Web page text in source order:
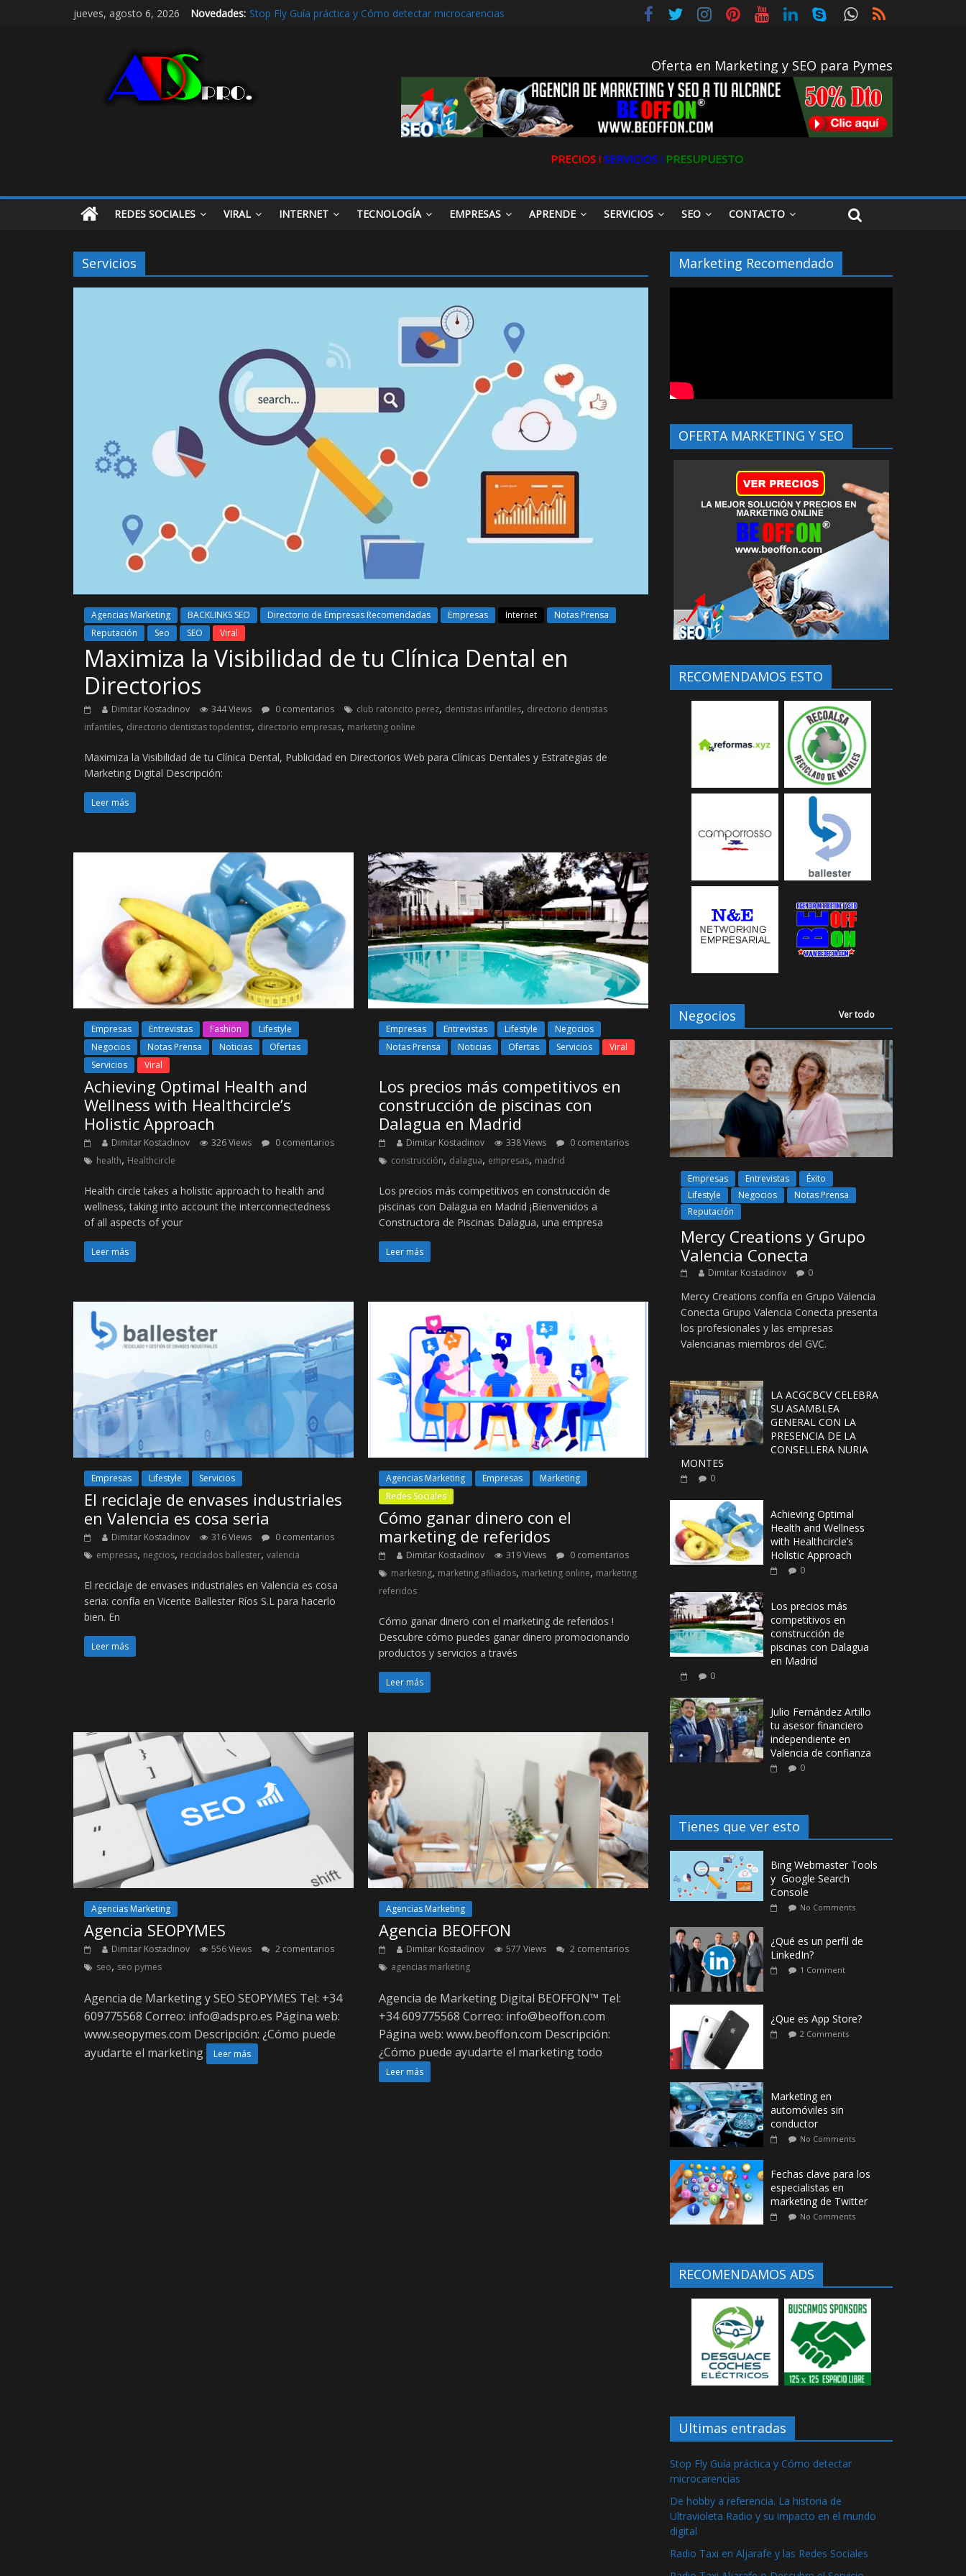
jueves, agosto 6, 2026 Novedades: De hobby a referencia. La historia de Ultravioleta Radio y su impacto en el mundo digital
Oferta en Marketing y SEO para Pymes
PRECIOS ǀ SERVICIOS ǀ PRESUPUESTO
REDES SOCIALES VIRAL INTERNET TECNOLOGÍA EMPRESAS APRENDE SERVICIOS SEO CONTACTO
Servicios
Agencias Marketing BACKLINKS SEO Directorio de Empresas Recomendadas Empresas Internet
Notas Prensa
Reputación
Seo SEO Viral
Maximiza la Visibilidad de tu Clínica Dental en
Directorios
Dimitar Kostadinov 344 Views 0 comentarios club ratoncito perez, dentistas infantiles, directorio dentistas
infantiles, directorio dentistas topdentist, directorio empresas, marketing online
Maximiza la Visibilidad de tu Clínica Dental, Publicidad en Directorios Web para Clínicas Dentales y Estrategias de
Marketing Digital Descripción:
Leer más
Empresas Entrevistas Fashion
Lifestyle
Negocios
Notas Prensa Noticias
Ofertas
Servicios
Viral
Achieving Optimal Health and
Wellness with Healthcircle’s
Holistic Approach
Dimitar Kostadinov 326 Views
0 comentarios
health, Healthcircle
Health circle takes a holistic approach to health and
wellness, taking into account the interconnectedness
of all aspects of your
Leer más
Empresas Entrevistas Lifestyle
Negocios
Notas Prensa
Noticias Ofertas Servicios Viral
Los precios más competitivos en
construcción de piscinas con
Dalagua en Madrid
Dimitar Kostadinov 338 Views
0 comentarios
construcción, dalagua, empresas, madrid
Los precios más competitivos en construcción de
piscinas con Dalagua en Madrid ¡Bienvenidos a
Constructora de Piscinas Dalagua, una empresa
Leer más
Empresas Lifestyle Servicios
El reciclaje de envases industriales
en Valencia es cosa seria
Dimitar Kostadinov 316 Views
0 comentarios
empresas, negcios, reciclados ballester, valencia
El reciclaje de envases industriales en Valencia es cosa
seria: confía en Vicente Ballester Ríos S.L para hacerlo
bien. En
Leer más
Agencias Marketing Empresas
Marketing
Redes Sociales
Cómo ganar dinero con el
marketing de referidos
Dimitar Kostadinov 319 Views
0 comentarios
marketing, marketing afiliados, marketing online, marketing
referidos
Cómo ganar dinero con el marketing de referidos !
Descubre cómo puedes ganar dinero promocionando
productos y servicios a través
Leer más
Agencias Marketing
Agencia SEOPYMES
Dimitar Kostadinov 556 Views
2 comentarios
seo, seo pymes
Agencia de Marketing y SEO SEOPYMES Tel: +34
609775568 Correo: info@adspro.es Página web:
www.seopymes.com Descripción: ¿Cómo puede
ayudarte el marketing
Leer más
Agencias Marketing
Agencia BEOFFON
Dimitar Kostadinov 577 Views
2 comentarios
agencias marketing
Agencia de Marketing Digital BEOFFON™ Tel:
+34 609775568 Correo: info@beoffon.com
Página web: www.beoffon.com Descripción:
¿Cómo puede ayudarte el marketing todo
Leer más
Marketing Recomendado
OFERTA MARKETING Y SEO
RECOMENDAMOS ESTO
Negocios Ver todo
Empresas Entrevistas
Éxito
Lifestyle
Negocios
Notas Prensa
Reputación
Mercy Creations y Grupo
Valencia Conecta
Dimitar Kostadinov 0
Mercy Creations confía en Grupo Valencia
Conecta Grupo Valencia Conecta presenta
los profesionales y las empresas
Valencianas miembros del GVC.
LA ACGCBCV CELEBRA
SU ASAMBLEA
GENERAL CON LA
PRESENCIA DE LA
CONSELLERA NURIA
MONTES
0
Achieving Optimal
Health and Wellness
with Healthcircle’s
Holistic Approach
0
Los precios más
competitivos en
construcción de
piscinas con Dalagua
en Madrid
0
Julio Fernández Artillo
tu asesor financiero
independiente en
Valencia de confianza
0
Tienes que ver esto
Bing Webmaster Tools
y Google Search
Console
No Comments
¿Qué es un perfil de
LinkedIn?
1 Comment
¿Que es App Store?
2 Comments
Marketing en
automóviles sin
conductor
No Comments
Fechas clave para los
especialistas en
marketing de Twitter
No Comments
RECOMENDAMOS ADS
Ultimas entradas
Stop Fly Guía práctica y Cómo detectar
microcarencias
De hobby a referencia. La historia de
Ultravioleta Radio y su impacto en el mundo
digital
Radio Taxi en Aljarafe y las Redes Sociales